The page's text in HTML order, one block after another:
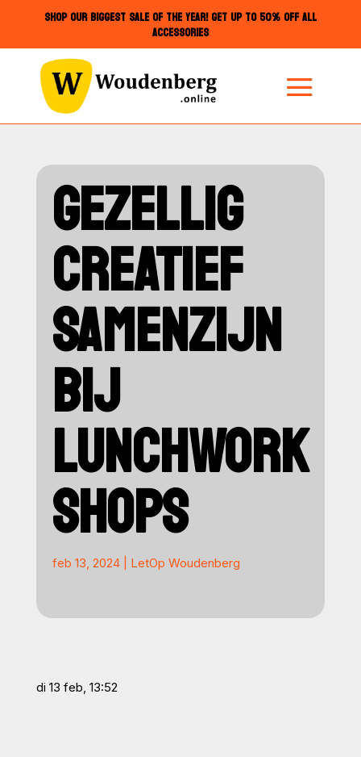
SHOP OUR BIGGEST SALE OF THE YEAR! GET UP TO 50% OFF ALL
ACCESSORIES
GEZELLIG
CREATIEF
SAMENZIJN
BIJ
LUNCHWORK
SHOPS
feb 13, 2024| LetOp Woudenberg
di 13 feb, 13:52